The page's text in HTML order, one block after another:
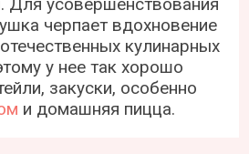
Для усовершенствования
черпает вдохновение
кулинарных
у нее так хорошо
закуски, особенно
и домашняя пицца.